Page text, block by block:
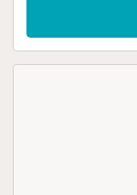
Cocina totalmente
playa del inglés - A
Maspalomas,